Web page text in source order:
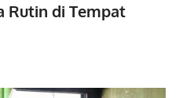
Rutin di Tempat